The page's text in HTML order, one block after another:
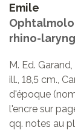
Emile
rhino-
M. Ed.
ill., 18,5 cm.,
d'époque
l'encre sur
qq. notes au